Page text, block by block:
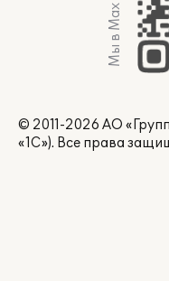
Мы в Max
© 2011-2026 АО
«1С»). Все права